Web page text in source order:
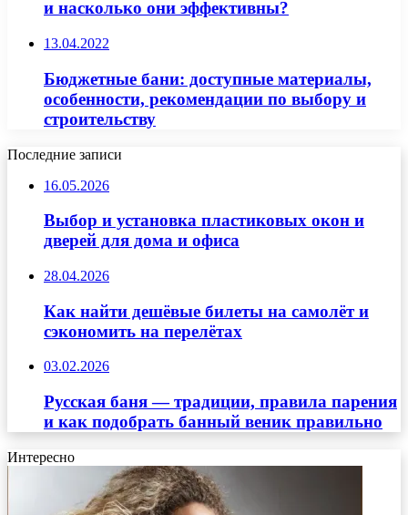
и насколько они эффективны?
13.04.2022
Бюджетные бани: доступные материалы,
особенности, рекомендации по выбору и
строительству
Последние записи
16.05.2026
Выбор и установка пластиковых окон и
дверей для дома и офиса
28.04.2026
Как найти дешёвые билеты на самолёт и
сэкономить на перелётах
03.02.2026
Русская баня — традиции, правила парения
и как подобрать банный веник правильно
Интересно